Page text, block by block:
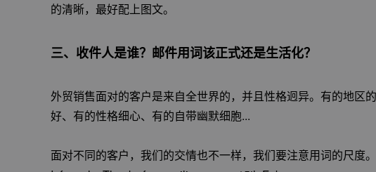
的清晰，最好配上图文。
三、收件人是谁？邮件用词该正式还是生活化？
外贸销售面对的客户是来自全世界的，并且性格迥异。有的地区
好、有的性格细心、有的自带幽默细胞...
面对不同的客户，我们的交情也不一样，我们要注意用词的尺度。